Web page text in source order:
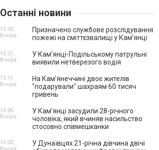
Останні новини
Призначено службове розслідування
пожежі на сміттєзвалищі у Кам’янці
15:30,
Вчора
У Кам’янці-Подільському патрульні
виявили нетверезого водія
15:21,
Вчора
На Камʼянеччині двоє жителів
"подарували" шахраям 60 тисяч
гривень
15:11,
Вчора
У Камʼянці засудили 28-річного
чоловіка, який вчиняв насильство
стосовно співмешканки
15:06,
Вчора
У Дунаївцях 21-річна дівчина двічі
15:00,